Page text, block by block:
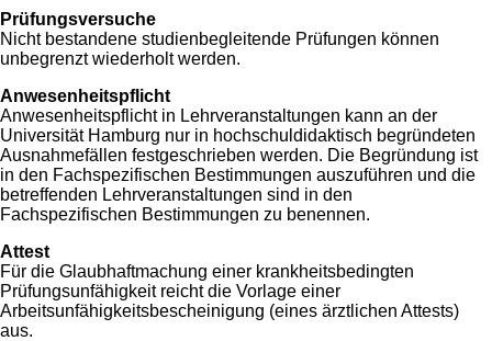
Prüfungsversuche
Nicht bestandene studienbegleitende Prüfungen können
unbegrenzt wiederholt werden.
Anwesenheitspflicht
Anwesenheitspflicht in Lehrveranstaltungen kann an der
Universität Hamburg nur in hochschuldidaktisch begründeten
Ausnahmefällen festgeschrieben werden. Die Begründung ist
in den Fachspezifischen Bestimmungen auszuführen und die
betreffenden Lehrveranstaltungen sind in den
Fachspezifischen Bestimmungen zu benennen.
Attest
Für die Glaubhaftmachung einer krankheitsbedingten
Prüfungsunfähigkeit reicht die Vorlage einer
Arbeitsunfähigkeitsbescheinigung (eines ärztlichen Attests)
aus.